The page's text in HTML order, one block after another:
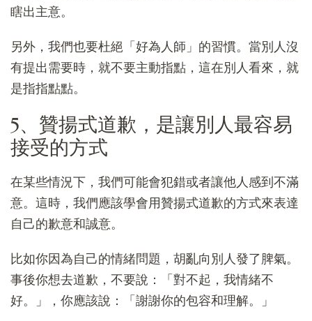
瞎出主意。
另外，我們也要杜絕「好為人師」的習慣。當別人沒
有提出需要時，就不要主動指點，這在別人看來，就
是指指點點。
5、贊揚式道歉，是讓別人最容易
接受的方式
在某些情況下，我們可能會犯錯或者讓他人感到不滿
意。這時，我們應該學會用贊揚式道歉的方式來表達
自己的歉意和誠意。
比如你因為自己的情緒問題，胡亂向別人發了脾氣。
事後你想去道歉，不要說：「對不起，我情緒不
好。」，你應該說：「謝謝你的包容和理解。」